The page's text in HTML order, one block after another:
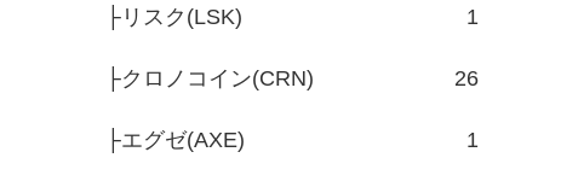
├リスク(LSK) 1
├クロノコイン(CRN) 26
├エグゼ(AXE) 1